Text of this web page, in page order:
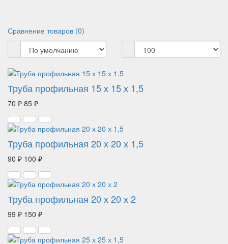
Сравнение товаров (0)
Труба профильная 15 х 15 х 1,5
70 ₽ 85 ₽
Труба профильная 20 х 20 х 1,5
90 ₽ 100 ₽
Труба профильная 20 х 20 х 2
99 ₽ 150 ₽